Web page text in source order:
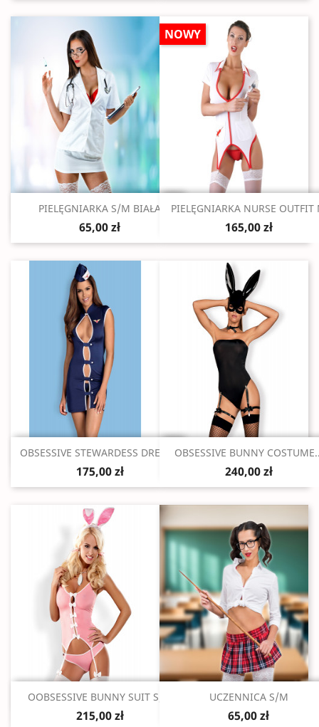
Szybki podgląd
PIELĘGNIARKA S/M BIAŁA
65,00 zł
Szybki podgląd
PIELĘGNIARKA NURSE OUTFIT
165,00 zł
NOWY
Szybki podgląd
OBSESSIVE STEWARDESS DRESS...
175,00 zł
Szybki podgląd
OBSESSIVE BUNNY
240,00 zł
Szybki podgląd
OOBSESSIVE BUNNY SUIT S/M
215,00 zł
Szybki podgląd
UCZENNICA S/M
65,00 zł